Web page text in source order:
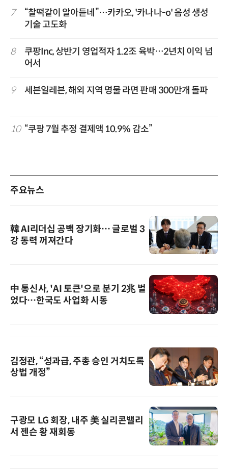
7
“찰떡같이 알아듣네”…카카오, '카나나-o' 음성 생성
기술 고도화
8
쿠팡Inc, 상반기 영업적자 1.2조 육박…2년치 이익 넘
어서
9 세븐일레븐, 해외 지역 명물 라면 판매 300만개 돌파
10 “쿠팡 7월 추정 결제액 10.9% 감소”
주요뉴스
韓 AI리더십 공백 장기화… 글로벌 3
강 동력 꺼져간다
中 통신사, 'AI 토큰'으로 분기 2兆 벌
었다…한국도 사업화 시동
김정관, “성과급, 주총 승인 거치도록
상법 개정”
구광모 LG 회장, 내주 美 실리콘밸리
서 젠슨 황 재회동